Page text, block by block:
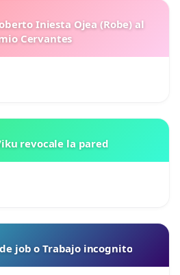
Iniesta Ojea (Robe) al
Cervantes
revocale la pared
job o Trabajo incognito